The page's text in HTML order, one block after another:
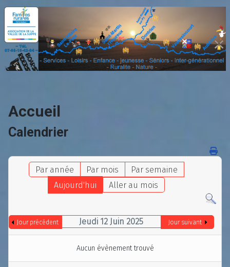
Accueil
Calendrier
Par année Par mois
Par semaine
Aujourd'hui
Aller au mois
Jour précédent Jeudi 12 Juin 2025 Jour suivant
Aucun évènement trouvé